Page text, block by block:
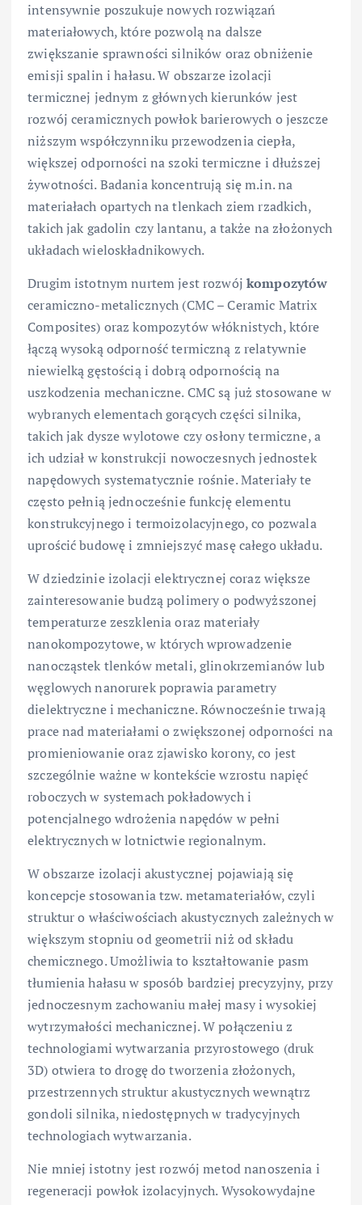
intensywnie poszukuje nowych rozwiązań
materiałowych, które pozwolą na dalsze
zwiększanie sprawności silników oraz obniżenie
emisji spalin i hałasu. W obszarze izolacji
termicznej jednym z głównych kierunków jest
rozwój ceramicznych powłok barierowych o jeszcze
niższym współczynniku przewodzenia ciepła,
większej odporności na szoki termiczne i dłuższej
żywotności. Badania koncentrują się m.in. na
materiałach opartych na tlenkach ziem rzadkich,
takich jak gadolin czy lantanu, a także na złożonych
układach wieloskładnikowych.
Drugim istotnym nurtem jest rozwójkompozytów
ceramiczno-metalicznych (CMC – Ceramic Matrix
Composites) oraz kompozytów włóknistych, które
łączą wysoką odporność termiczną z relatywnie
niewielką gęstością i dobrą odpornością na
uszkodzenia mechaniczne. CMC są już stosowane w
wybranych elementach gorących części silnika,
takich jak dysze wylotowe czy osłony termiczne, a
ich udział w konstrukcji nowoczesnych jednostek
napędowych systematycznie rośnie. Materiały te
często pełnią jednocześnie funkcję elementu
konstrukcyjnego i termoizolacyjnego, co pozwala
uprościć budowę i zmniejszyć masę całego układu.
W dziedzinie izolacji elektrycznej coraz większe
zainteresowanie budzą polimery o podwyższonej
temperaturze zeszklenia oraz materiały
nanokompozytowe, w których wprowadzenie
nanocząstek tlenków metali, glinokrzemianów lub
węglowych nanorurek poprawia parametry
dielektryczne i mechaniczne. Równocześnie trwają
prace nad materiałami o zwiększonej odporności na
promieniowanie oraz zjawisko korony, co jest
szczególnie ważne w kontekście wzrostu napięć
roboczych w systemach pokładowych i
potencjalnego wdrożenia napędów w pełni
elektrycznych w lotnictwie regionalnym.
W obszarze izolacji akustycznej pojawiają się
koncepcje stosowania tzw. metamateriałów, czyli
struktur o właściwościach akustycznych zależnych w
większym stopniu od geometrii niż od składu
chemicznego. Umożliwia to kształtowanie pasm
tłumienia hałasu w sposób bardziej precyzyjny, przy
jednoczesnym zachowaniu małej masy i wysokiej
wytrzymałości mechanicznej. W połączeniu z
technologiami wytwarzania przyrostowego (druk
3D) otwiera to drogę do tworzenia złożonych,
przestrzennych struktur akustycznych wewnątrz
gondoli silnika, niedostępnych w tradycyjnych
technologiach wytwarzania.
Nie mniej istotny jest rozwój metod nanoszenia i
regeneracji powłok izolacyjnych. Wysokowydajne